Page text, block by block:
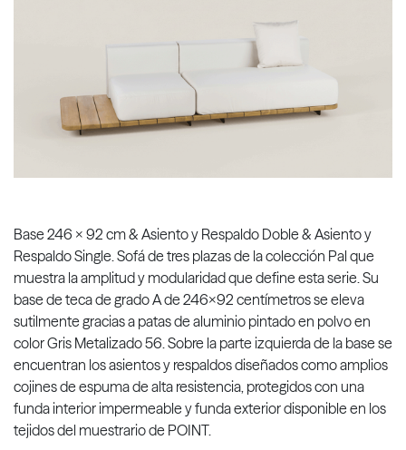
Base 246 x 92 cm & Asiento y Respaldo Doble & Asiento y
Respaldo Single. Sofá de tres plazas de la colección Pal que
muestra la amplitud y modularidad que define esta serie. Su
base de teca de grado A de 246x92 centímetros se eleva
sutilmente gracias a patas de aluminio pintado en polvo en
color Gris Metalizado 56. Sobre la parte izquierda de la base se
encuentran los asientos y respaldos diseñados como amplios
cojines de espuma de alta resistencia, protegidos con una
funda interior impermeable y funda exterior disponible en los
tejidos del muestrario de POINT.